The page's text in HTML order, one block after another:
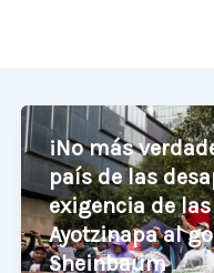
¡No más
país de las
exigencia de
Ayotzinapa al
Sheinbaum